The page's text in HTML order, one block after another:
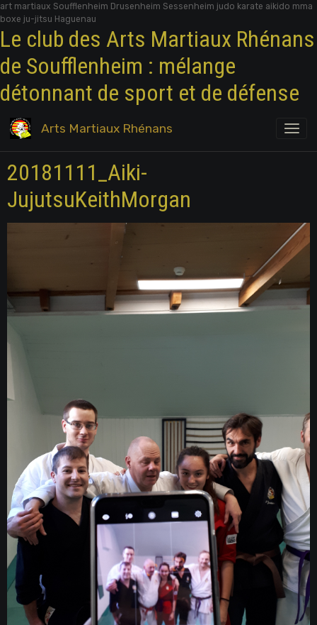
art martiaux Soufflenheim Drusenheim Sessenheim judo karate aikido mma
boxe ju-jitsu Haguenau
Le club des Arts Martiaux Rhénans
de Soufflenheim : mélange
détonnant de sport et de défense
Arts Martiaux Rhénans
20181111_Aiki-
JujutsuKeithMorgan